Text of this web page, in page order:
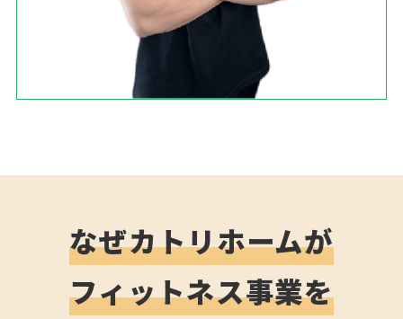
なぜカトリホームが
フィットネス事業を